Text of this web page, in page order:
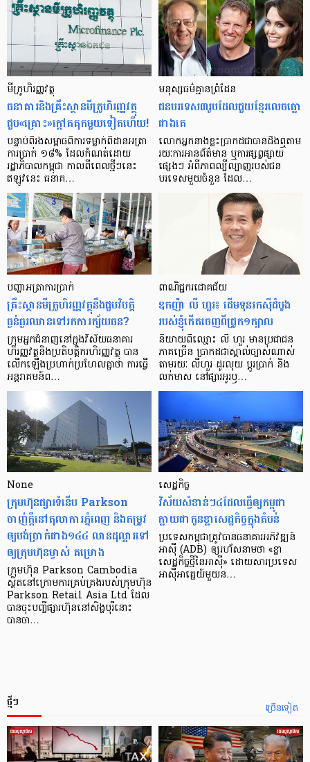
មីក្រូ​ហិរញ្ញវត្ថុ
ធនាគារ​និង​គ្រឹះស្ថាន​មីក្រូ​ហិរញ្ញវត្ថុ​
ជួប«គ្រោះ»ក្តៅ​គគុក​មួយ​ទៀត​ហើយ!
បន្ទាប់​ពី​រង​សម្ពាធ​​ពី​ការ​ទម្លាក់​ពិដាន​អត្រា​
ការ​ប្រាក់ ១៨​% ដែល​កំណត់​ដោយ​
រដ្ឋាភិបាល​កម្ពុជា កាល​ពី​ពេល​ថ្មីៗ​នេះ
ឥឡូវ​នេះ ធនាគ…
មនុស្ស​ធម៌​គ្មាន​ព្រំដែន
ជន​បរទេស​៣​រូប​ដែល​ជួយ​ខ្មែរ​លេច​ធ្លោ​
ជាង​គេ
លោកអ្នក​នាង​ខ្លះ​ប្រាកដ​ជា​បាន​​ដឹង​ឮ​តាម​
រយៈ​ការ​អាន​ព័ត៌មាន ឬ​ការ​ផ្សព្វផ្សាយ​
ផ្សេងៗ អំពី​ភាព​ល្បីល្បាញ​របស់​ជន​
បរទេស​មួយ​ចំនួន ដែល…
បញ្ហា​អត្រា​ការប្រាក់
គ្រឹះស្ថាន​មីក្រូ​ហិរញ្ញវត្ថុ​នឹង​ជួប​វិបត្តិ​
ធ្ងន់ធ្ងរ​ឈាន​ទៅ​រក​ការ​ក្ស័យធន?
ក្រុម​អ្នក​ជំនាញ​នៅ​ក្នុង​វិស័យ​ធនាគារ
ហិរញ្ញវត្ថុ​និង​ប្រតិបត្តិករ​ហិរញ្ញ​វត្ថុ បាន​​
លើក​ឡើង​ប្រហាក់​ប្រហែល​គ្នា​ថា ការ​ធ្វើ​
អន្តរាគមន៍​ព…
ពាណិជ្ជករជោគជ័យ
ឧកញ៉ា លី ហួរ៖ ដើមទុនរកស៊ីដំបូង
របស់ខ្ញុំកើតចេញពីជ្រូក១ក្បាល
និយាយ​ពី​ឈ្មោះ លី ហួរ មាន​ប្រជាជន​
ភាគ​ច្រើន ប្រាកដ​ជា​ស្គាល់​ច្បាស់​ណាស់
តាមរយៈ លីហួរ ដូរ​លុយ ប្តូរ​បា្រក់ និង​
លក់​មាស នៅ​ផ្សារ​អូរ​ឫ…
None
ក្រុមហ៊ុនផ្សារទំនើប Parkson
ចាញ់ក្ដីនៅតុលាការភ្នំពេញ និងតម្រូវ
ឲ្យបង់ប្រាក់ជាង១៤៤ លានដុល្លារទៅ
ឲ្យក្រុមហ៊ុនម្ចាស់ គម្រោង
ក្រុមហ៊ុន Parkson Cambodia
ស្ថិតនៅក្រោមការគ្រប់គ្រងរបស់ក្រុមហ៊ុន
Parkson Retail Asia Ltd ដែល
បានចុះបញ្ចីផ្សារហ៊ុននៅសិង្ហបុរីនោះ
បានចា…
សេដ្ឋកិច្ច​
វិស័យ​សំខាន់ៗ​៤​ដែល​ធ្វើ​ឲ្យ​កម្ពុជា​
ក្លាយ​ជា​កូន​ខ្លា​សេដ្ឋកិច្ច​ក្នុង​តំបន់
ប្រទេស​កម្ពុជា​ត្រូវ​បាន​ធនាគារ​អភិវឌ្ឍន៍​
អាស៊ី (ADB) ឲ្យ​រហ័ស​នាមថា «ខ្លា​
សេដ្ឋកិច្ច​ថ្មី​នៃ​អាស៊ី» ដោយសារ​ប្រទេស​
អាស៊ី​អាគ្នេយ៍​មួយ​ន…
ច្រើនទៀត
ថ្មីៗ